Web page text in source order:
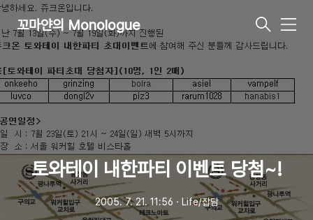
꼬마얀의 Monologue
메
토와테이 내한파티 이벤트 당첨~!
2005. 7. 21. 11:56 ㆍ Life/잡담